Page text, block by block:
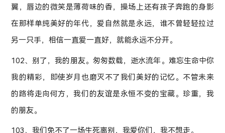
翼，唇边的微笑是薄荷味的香，操场上还有孩子奔跑的身影
在那样单纯美好的年代，爱自然就是永远，谁不曾轻轻拉过
另一只手，相信一直爱一直好，就能永远不分开。
102、别了，我的朋友。匆匆数载，逝水流年。难忘生命中你
我的精彩，即使岁月也磨灭不了我们美好的记忆。不管未来
的路将走向何方，我们的友谊是永恒不变的宝藏。珍重，我
的朋友。
103、我们免不了一场生死离别，我爱你们，我不想走。